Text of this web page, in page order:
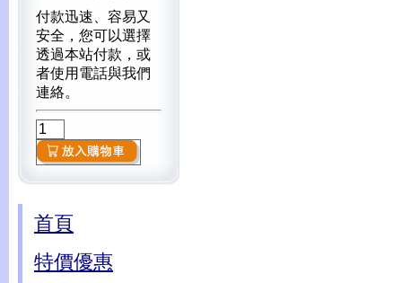
付款迅速、容易又
安全，您可以選擇
透過本站付款，或
者使用電話與我們
連絡。
首頁
特價優惠